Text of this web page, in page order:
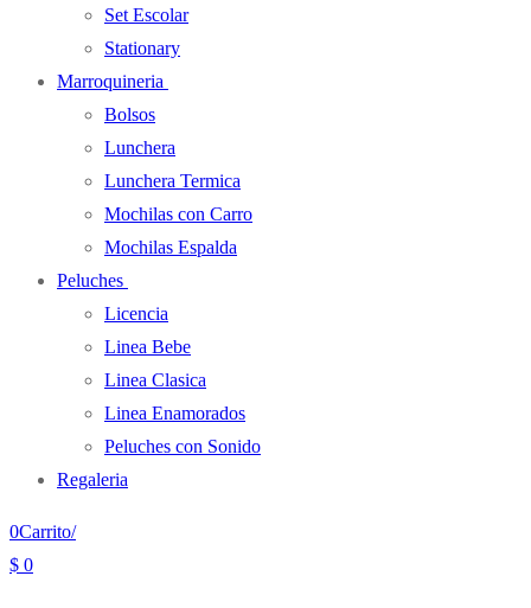
Set Escolar
Stationary
Marroquineria
Bolsos
Lunchera
Lunchera Termica
Mochilas con Carro
Mochilas Espalda
Peluches
Licencia
Linea Bebe
Linea Clasica
Linea Enamorados
Peluches con Sonido
Regaleria
0Carrito/
$ 0